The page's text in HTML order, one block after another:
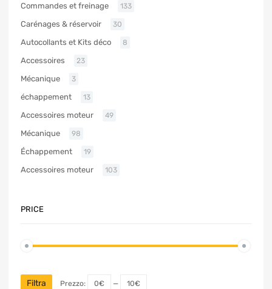
Commandes et freinage 133
Carénages & réservoir 30
Autocollants et Kits déco 8
Accessoires 23
Mécanique 3
échappement 13
Accessoires moteur 49
Mécanique 98
Échappement 19
Accessoires moteur 103
PRICE
Filtra Prezzo: 0€ — 10€